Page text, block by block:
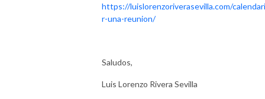
https://luislorenzoriverasevilla.com/
r-una-reunion/
Saludos,
Luis Lorenzo Rivera Sevilla